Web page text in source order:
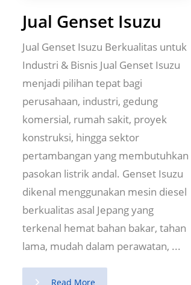
Jual Genset Isuzu
Jual Genset Isuzu Berkualitas untuk
Industri & Bisnis Jual Genset Isuzu
menjadi pilihan tepat bagi
perusahaan, industri, gedung
komersial, rumah sakit, proyek
konstruksi, hingga sektor
pertambangan yang membutuhkan
pasokan listrik andal. Genset Isuzu
dikenal menggunakan mesin diesel
berkualitas asal Jepang yang
terkenal hemat bahan bakar, tahan
lama, mudah dalam perawatan, ...
Read More